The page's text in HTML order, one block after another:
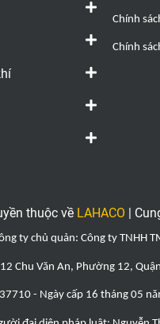
Chính
Chính
thuộc về LAHACO
ty chủ quản: Công ty TNHH
Chu Văn An, Phường 12,
- Ngày cấp 16 tháng 05